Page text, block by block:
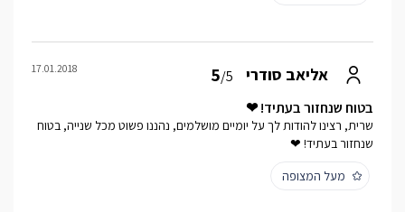
אליאב סודרי 5/5
17.01.2018
בטוח שנחזור בעתיד! ❤
שרית, רצינו להודות לך על יומיים מושלמים, נהננו פשוט מכל שנייה, בטוח
שנחזור בעתיד! ❤
מעל המצופה